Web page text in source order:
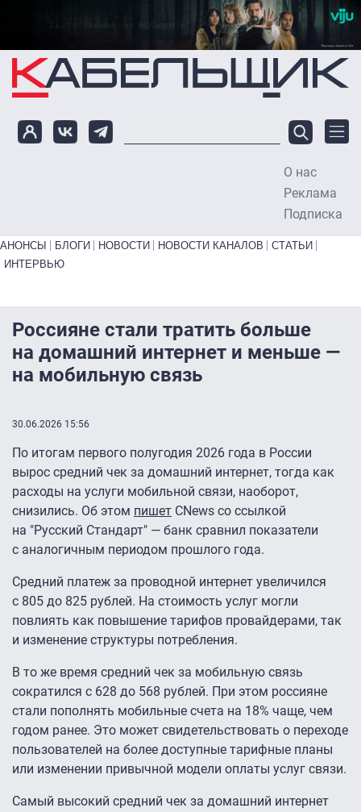
Перейти к основному содержанию
О нас
Реклама
Подписка
Primary links bottom
АНОНСЫ БЛОГИ НОВОСТИ НОВОСТИ КАНАЛОВ
СТАТЬИ
ИНТЕРВЬЮ
Россияне стали тратить больше
на домашний интернет и меньше —
на мобильную связь
30.06.2026 15:56
По итогам первого полугодия 2026 года в России
вырос средний чек за домашний интернет, тогда как
расходы на услуги мобильной связи, наоборот,
снизились. Об этом пишет CNews со ссылкой
на "Русский Стандарт" — банк сравнил показатели
с аналогичным периодом прошлого года.
Средний платеж за проводной интернет увеличился
с 805 до 825 рублей. На стоимость услуг могли
повлиять как повышение тарифов провайдерами, так
и изменение структуры потребления.
В то же время средний чек за мобильную связь
сократился с 628 до 568 рублей. При этом россияне
стали пополнять мобильные счета на 18% чаще, чем
годом ранее. Это может свидетельствовать о переходе
пользователей на более доступные тарифные планы
или изменении привычной модели оплаты услуг связи.
Самый высокий средний чек за домашний интернет